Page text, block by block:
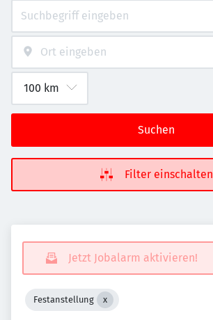
Suchen
Filter einschalten
Jetzt Jobalarm aktivieren!
Festanstellung